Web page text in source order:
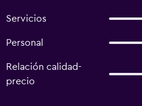
Servicios
Personal
Relación calidad-
precio